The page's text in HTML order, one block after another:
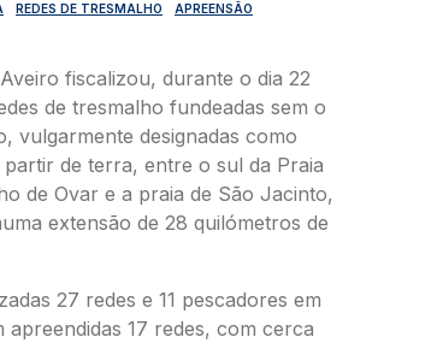
REDES DE TRESMALHO
APREENSÃO
fiscalizou, durante o dia 22
de tresmalho fundeadas sem o
vulgarmente designadas como
partir de terra, entre o sul da Praia
de Ovar e a praia de São Jacinto,
extensão de 28 quilómetros de
27 redes e 11 pescadores em
apreendidas 17 redes, com cerca